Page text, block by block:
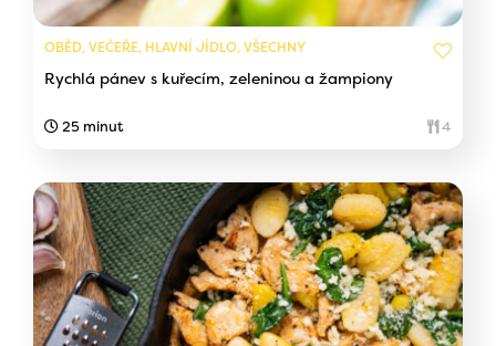
OBĚD, VEČEŘE, HLAVNÍ JÍDLO, VŠECHNY
Rychlá pánev s kuřecím, zeleninou a žampiony
25 minut 4